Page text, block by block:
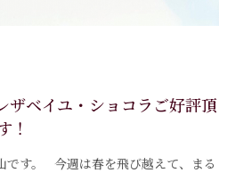
イユ・ショコラご好評頂
！
す。 今週は春を飛び越えて、まる